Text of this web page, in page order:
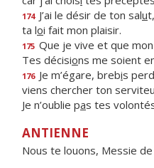
174 J’ai le désir de ton salu
ta loi fait mon plaisir.
175 Que je vive et que mon
Tes décisions me soient
176 Je m’égare, brebis
viens chercher ton
Je n’oublie pas tes
ANTIENNE
Nous te louons, Messie de